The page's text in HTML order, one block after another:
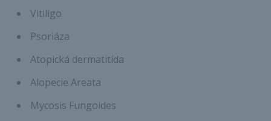
Vitiligo
Psoriáza
Atopická dermatitída
Alopecie Areata
Mycosis Fungoides